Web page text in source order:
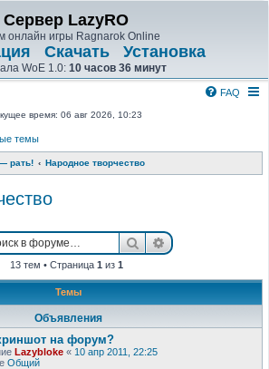
Сервер LazyRO
онлайн игры Ragnarok Online
Скачать Установка
WoE 1.0: 10 часов 36 минут
FAQ
время: 06 авг 2026, 10:23
темы
рать! Народное творчество
ПоискРасширенный
13 тем • Страница 1 из 1
Темы
Объявления
на форум?
Lazybloke « 10 апр 2011, 22:25
Общий